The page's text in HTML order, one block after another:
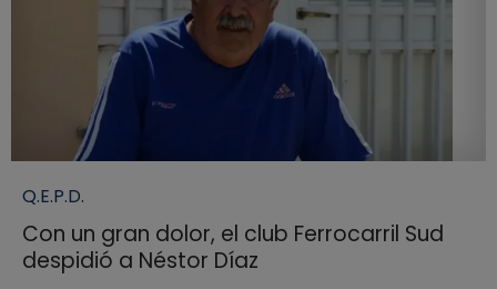
Q.E.P.D.
Con un gran dolor, el club Ferrocarril Sud
despidió a Néstor Díaz